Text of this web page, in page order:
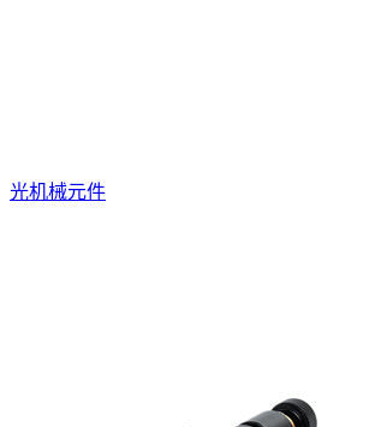
光机械元件